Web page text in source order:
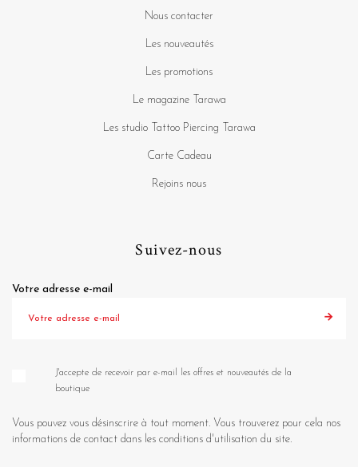
Nous contacter
Les nouveautés
Les promotions
Le magazine Tarawa
Les studio Tattoo Piercing Tarawa
Carte Cadeau
Rejoins nous
Suivez-nous
Votre adresse e-mail
J'accepte de recevoir par e-mail les offres et nouveautés de la
boutique
Vous pouvez vous désinscrire à tout moment. Vous trouverez pour cela nos
informations de contact dans les conditions d'utilisation du site.